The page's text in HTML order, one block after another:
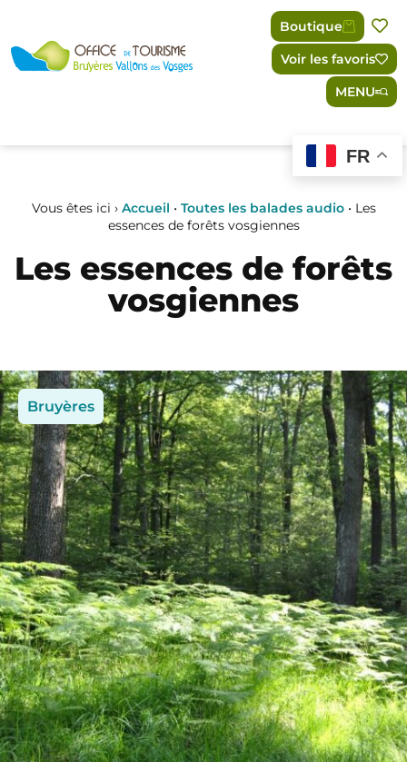
Boutique
Voir les favoris
MENU
FR
Vous êtes ici › Accueil • Toutes les balades audio• Les
essences de forêts vosgiennes
Les essences de forêts
vosgiennes
Bruyères